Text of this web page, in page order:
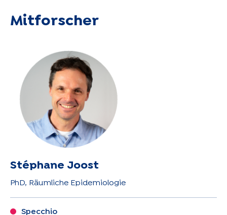
Mitforscher
Stéphane Joost
PhD, Räumliche Epidemiologie
Specchio